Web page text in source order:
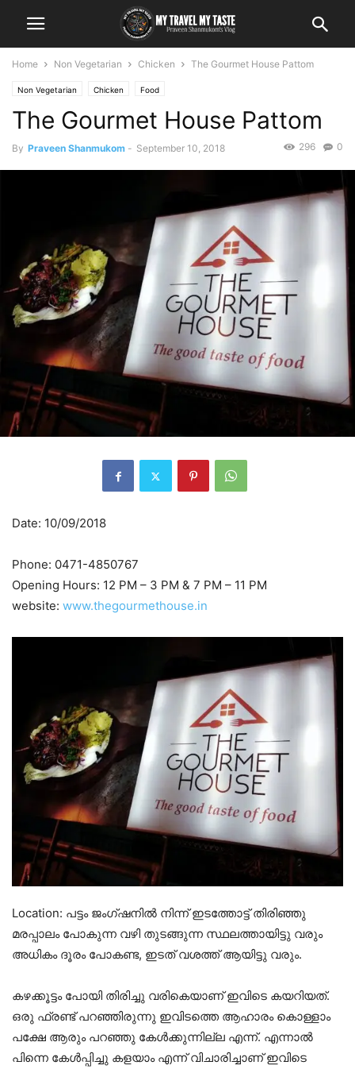
Home Non Vegetarian Chicken The Gourmet House Pattom
Non Vegetarian Chicken Food
The Gourmet House Pattom
By Praveen Shanmukom - September 10, 2018 0
296
Date: 10/09/2018
Phone: 0471-4850767
Opening Hours: 12 PM – 3 PM & 7 PM – 11 PM
website: www.thegourmethouse.in
Location: പട്ടം ജംഗ്ഷനിൽ നിന്ന് ഇടത്തോട്ട് തിരിഞ്ഞു
മരപ്പാലം പോകുന്ന വഴി തുടങ്ങുന്ന സ്ഥലത്തായിട്ടു വരും
അധികം ദൂരം പോകണ്ട, ഇടത് വശത്ത് ആയിട്ടു വരും.
കഴക്കൂട്ടം പോയി തിരിച്ചു വരികെയാണ് ഇവിടെ കയറിയത്.
ഒരു ഫ്രണ്ട് പറഞ്ഞിരുന്നു ഇവിടത്തെ ആഹാരം കൊള്ളാം
പക്ഷേ ആരും പറഞ്ഞു കേൾക്കുന്നില്ല എന്ന്. എന്നാൽ
പിന്നെ കേൾപ്പിച്ചു കളയാം എന്ന് വിചാരിച്ചാണ് ഇവിടെ